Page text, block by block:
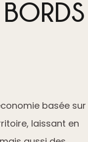
basée sur
laissant en